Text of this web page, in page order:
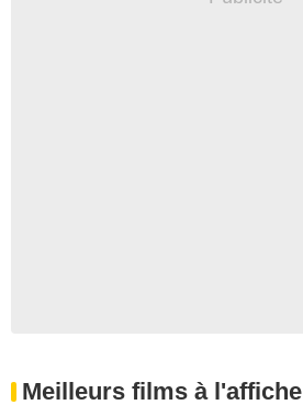
Meilleurs films à l'affiche